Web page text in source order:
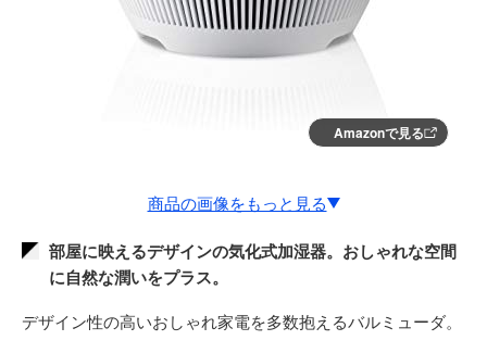
Amazonで見る
商品の画像をもっと見る
部屋に映えるデザインの気化式加湿器。おしゃれな空間
に自然な潤いをプラス。
デザイン性の高いおしゃれ家電を多数抱えるバルミューダ。